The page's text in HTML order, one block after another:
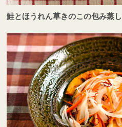
鮭とほうれん草きのこの包み蒸し